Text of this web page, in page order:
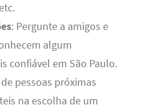
: Pergunte a amigos e
algum
confiável em São Paulo.
pessoas próximas
na escolha de um